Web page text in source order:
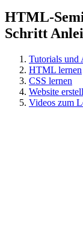
HTML-
Schritt
Tutorials und
HTML lernen
CSS lernen
Website
Videos zum